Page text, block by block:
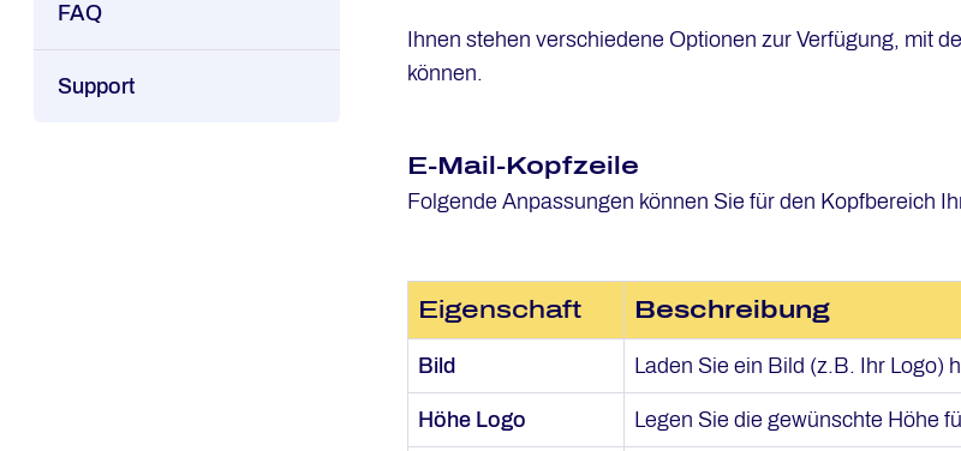
FAQ
Support
Ihnen stehen verschiedene Optionen zur Verfügung, mit
können.
E-Mail-Kopfzeile
Folgende Anpassungen können Sie für den Kopfbereich
Eigenschaft Beschreibung
Bild Laden Sie ein Bild (z.B. Ihr Logo)
Höhe Logo Legen Sie die gewünschte Höhe